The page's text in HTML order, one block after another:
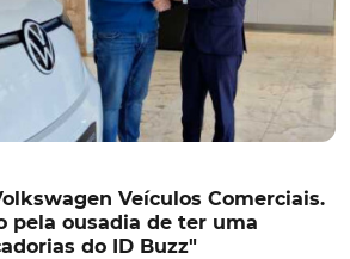
Veículos Comerciais.
pela ousadia de ter uma
do ID Buzz"